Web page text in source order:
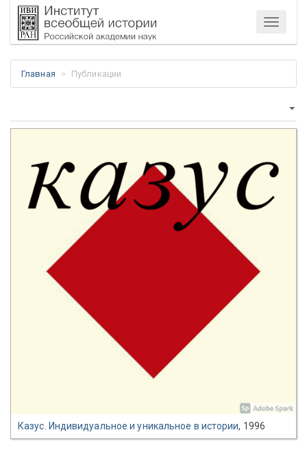
Меню
Главная Публикации
Казус. Индивидуальное и уникальное в истории, 1996